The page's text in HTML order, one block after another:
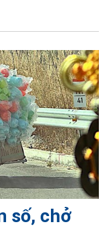
số, chở